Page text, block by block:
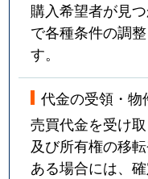
購入希望者が見
で各種条件の調
す。
代金の受領・物
売買代金を受け
及び所有権の移
ある場合には、